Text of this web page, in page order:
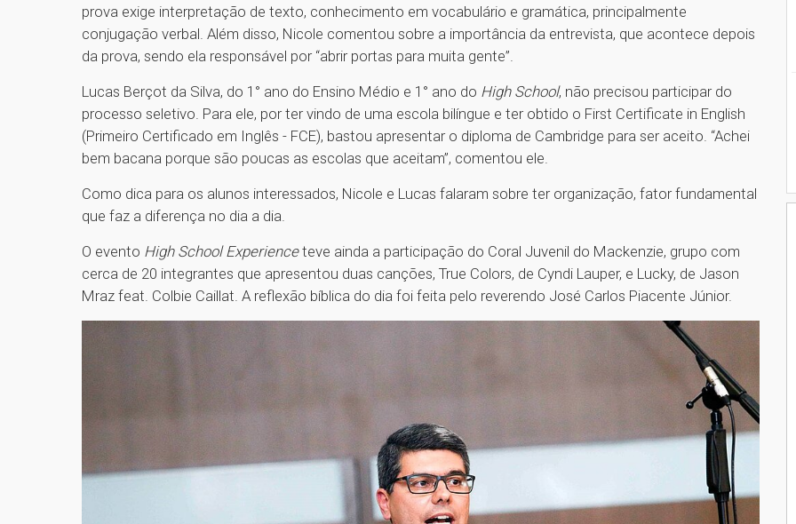
prova exige interpretação de texto, conhecimento em vocabulário e gramática, principalmente
conjugação verbal. Além disso, Nicole comentou sobre a importância da entrevista, que acontece depois
da prova, sendo ela responsável por “abrir portas para muita gente”.
Lucas Berçot da Silva, do 1° ano do Ensino Médio e 1° ano do High School, não precisou participar do
processo seletivo. Para ele, por ter vindo de uma escola bilíngue e ter obtido o First Certificate in English
(Primeiro Certificado em Inglês - FCE), bastou apresentar o diploma de Cambridge para ser aceito. “Achei
bem bacana porque são poucas as escolas que aceitam”, comentou ele.
Como dica para os alunos interessados, Nicole e Lucas falaram sobre ter organização, fator fundamental
que faz a diferença no dia a dia.
O evento High School Experienceteve ainda a participação do Coral Juvenil do Mackenzie, grupo com
cerca de 20 integrantes que apresentou duas canções, True Colors, de Cyndi Lauper, e Lucky, de Jason
Mraz feat. Colbie Caillat. A reflexão bíblica do dia foi feita pelo reverendo José Carlos Piacente Júnior.